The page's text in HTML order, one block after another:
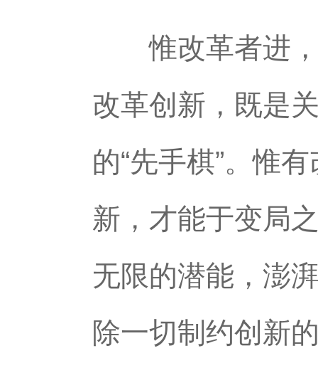
惟改革者进，
改革创新，既是
的“先手棋”。惟
新，才能于变局
无限的潜能，澎
除一切制约创新